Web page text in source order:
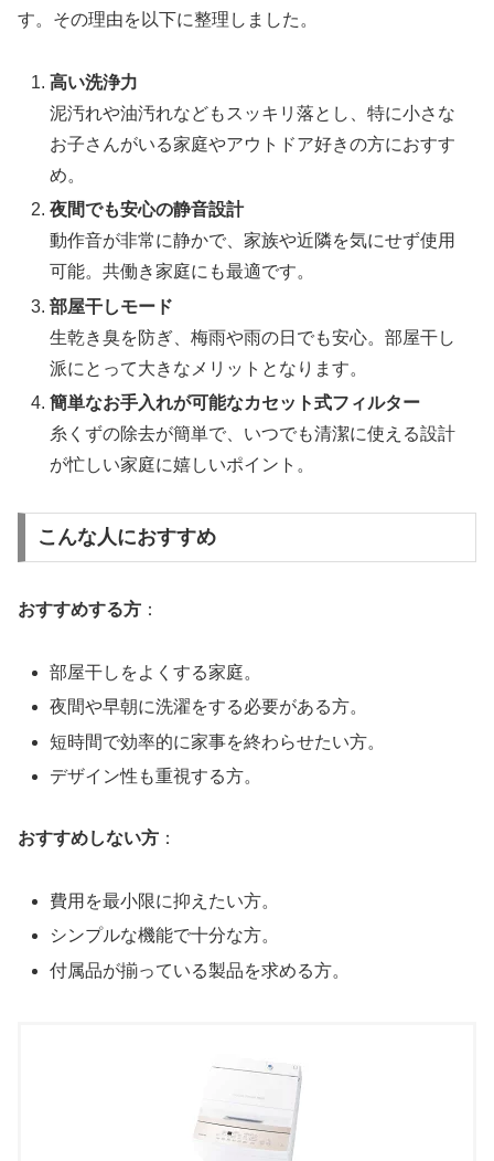
す。その理由を以下に整理しました。
高い洗浄力
泥汚れや油汚れなどもスッキリ落とし、特に小さな
お子さんがいる家庭やアウトドア好きの方におすす
め。
夜間でも安心の静音設計
動作音が非常に静かで、家族や近隣を気にせず使用
可能。共働き家庭にも最適です。
部屋干しモード
生乾き臭を防ぎ、梅雨や雨の日でも安心。部屋干し
派にとって大きなメリットとなります。
簡単なお手入れが可能なカセット式フィルター
糸くずの除去が簡単で、いつでも清潔に使える設計
が忙しい家庭に嬉しいポイント。
こんな人におすすめ
おすすめする方 ：
部屋干しをよくする家庭。
夜間や早朝に洗濯をする必要がある方。
短時間で効率的に家事を終わらせたい方。
デザイン性も重視する方。
おすすめしない方 ：
費用を最小限に抑えたい方。
シンプルな機能で十分な方。
付属品が揃っている製品を求める方。